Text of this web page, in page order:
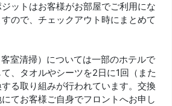
ットはお客様がお部屋でご利用にな
ので、チェックアウト時にまとめて
室清掃）については一部のホテルで
、タオルやシーツを2日に1回（また
る取り組みが行われています。交換
てお客様ご自身でフロントへお申し